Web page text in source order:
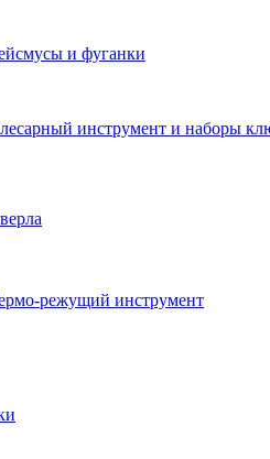
и фуганки
инструмент и наборы
режущий инструмент